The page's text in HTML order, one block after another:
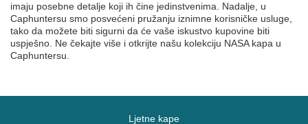
imaju posebne detalje koji ih čine jedinstvenima. Nadalje, u
Caphuntersu smo posvećeni pružanju iznimne korisničke usluge,
tako da možete biti sigurni da će vaše iskustvo kupovine biti
uspješno. Ne čekajte više i otkrijte našu kolekciju NASA kapa u
Caphuntersu.
Ljetne kape